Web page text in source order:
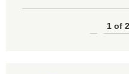
1 of 2